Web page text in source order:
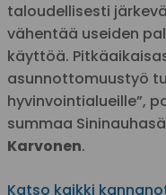
taloudellisesti
vähentää useiden
käyttöä.
asunnottomuustyö
hyvinvointialueille”,
summaa
Karvonen.
Katso kaikki